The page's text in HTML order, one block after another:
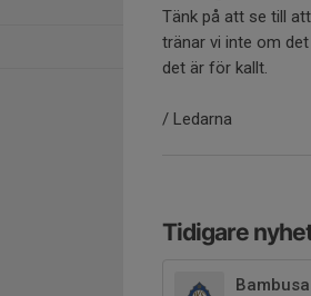
Tänk på att se till
tränar vi inte om
det är för kallt.
/ Ledarna
Tidigare